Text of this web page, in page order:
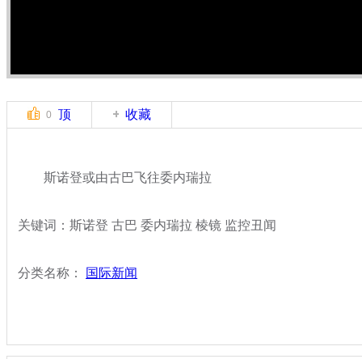
0 顶 收藏
斯诺登或由古巴飞往委内瑞拉
关键词：斯诺登 古巴 委内瑞拉 棱镜 监控丑闻
分类名称： 国际新闻